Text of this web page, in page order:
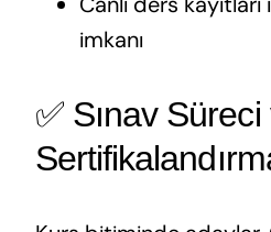
imkanı
✅ Sınav Süreci